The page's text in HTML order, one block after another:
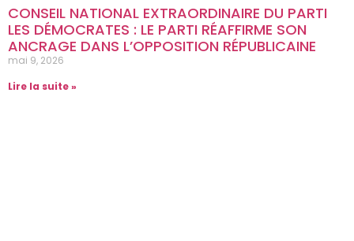
CONSEIL NATIONAL EXTRAORDINAIRE DU PARTI
LES DÉMOCRATES : LE PARTI RÉAFFIRME SON
ANCRAGE DANS L’OPPOSITION RÉPUBLICAINE
mai 9, 2026
Lire la suite »